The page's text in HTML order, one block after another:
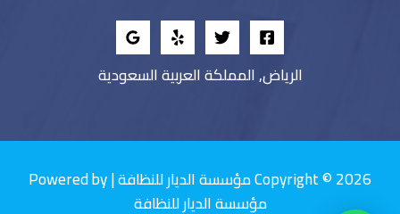
الرياض, المملكة العربية السعودية
Copyright © 2026 مؤسسة الديار للنظافة | Powered by
مؤسسة الديار للنظافة